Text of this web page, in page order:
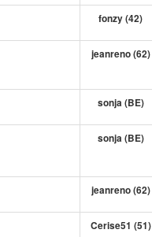
fonzy (42)
jeanreno (62)
sonja (BE)
sonja (BE)
jeanreno (62)
Cerise51 (51)